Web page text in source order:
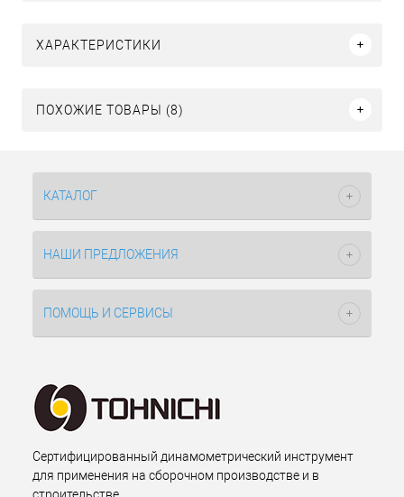
ХАРАКТЕРИСТИКИ
ПОХОЖИЕ ТОВАРЫ (8)
КАТАЛОГ
НАШИ ПРЕДЛОЖЕНИЯ
ПОМОЩЬ И СЕРВИСЫ
Сертифицированный динамометрический инструмент
для применения на сборочном производстве и в